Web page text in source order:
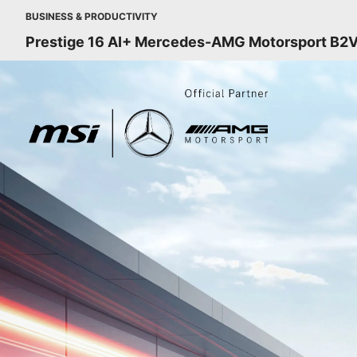
BUSINESS & PRODUCTIVITY
Prestige 16 AI+ Mercedes-AMG Motorsport